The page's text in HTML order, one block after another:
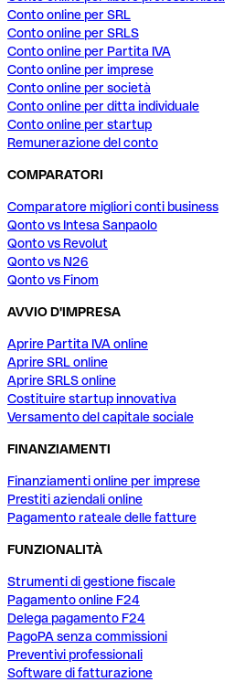
Conto online per SRL
Conto online per SRLS
Conto online per Partita IVA
Conto online per imprese
Conto online per società
Conto online per ditta individuale
Conto online per startup
Remunerazione del conto
COMPARATORI
Comparatore migliori conti business
Qonto vs Intesa Sanpaolo
Qonto vs Revolut
Qonto vs N26
Qonto vs Finom
AVVIO D'IMPRESA
Aprire Partita IVA online
Aprire SRL online
Aprire SRLS online
Costituire startup innovativa
Versamento del capitale sociale
FINANZIAMENTI
Finanziamenti online per imprese
Prestiti aziendali online
Pagamento rateale delle fatture
FUNZIONALITÀ
Strumenti di gestione fiscale
Pagamento online F24
Delega pagamento F24
PagoPA senza commissioni
Preventivi professionali
Software di fatturazione